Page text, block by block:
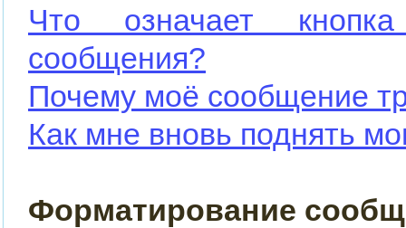
Что означает
сообщения?
Почему моё сообщение
Как мне вновь поднять
Форматирование